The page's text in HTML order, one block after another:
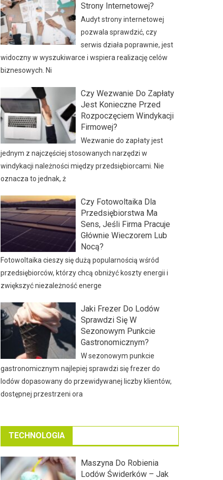
Strony Internetowej?
Audyt strony internetowej
pozwala sprawdzić, czy
serwis działa poprawnie, jest
widoczny w wyszukiwarce i wspiera realizację celów
biznesowych. Ni
Czy Wezwanie Do Zapłaty
Jest Konieczne Przed
Rozpoczęciem Windykacji
Firmowej?
Wezwanie do zapłaty jest
jednym z najczęściej stosowanych narzędzi w
windykacji należności między przedsiębiorcami. Nie
oznacza to jednak, ż
Czy Fotowoltaika Dla
Przedsiębiorstwa Ma
Sens, Jeśli Firma Pracuje
Głównie Wieczorem Lub
Nocą?
Fotowoltaika cieszy się dużą popularnością wśród
przedsiębiorców, którzy chcą obniżyć koszty energii i
zwiększyć niezależność energe
Jaki Frezer Do Lodów
Sprawdzi Się W
Sezonowym Punkcie
Gastronomicznym?
W sezonowym punkcie
gastronomicznym najlepiej sprawdzi się frezer do
lodów dopasowany do przewidywanej liczby klientów,
dostępnej przestrzeni ora
TECHNOLOGIA
Maszyna Do Robienia
Lodów Świderków – Jak